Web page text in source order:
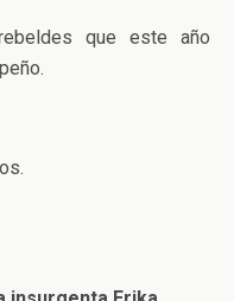
que este año